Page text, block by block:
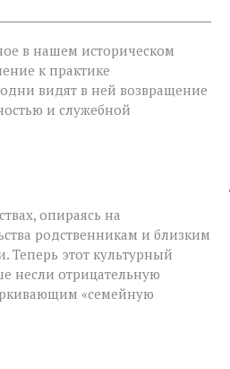
в нашем историческом
к практике
видят в ней возвращение
и служебной
опираясь на
родственникам и близким
Теперь этот культурный
несли отрицательную
«семейную